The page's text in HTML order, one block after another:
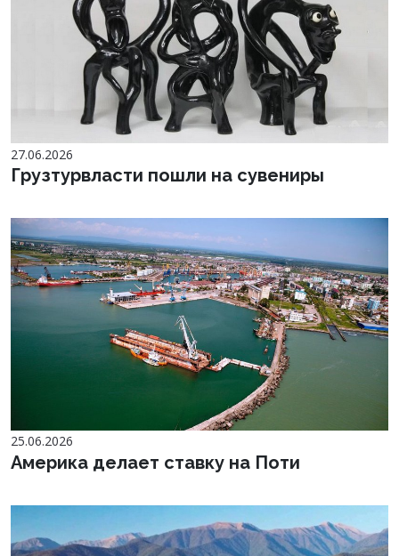
27.06.2026
Грузтурвласти пошли на сувениры
25.06.2026
Америка делает ставку на Поти